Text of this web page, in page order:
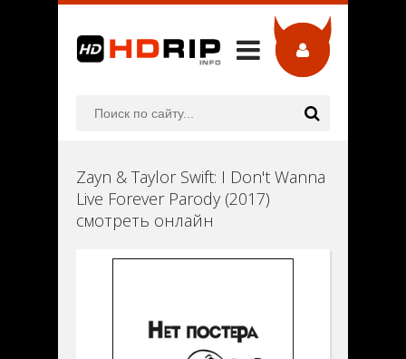
Zayn & Taylor Swift: I Don't Wanna
Live Forever Parody (2017)
смотреть онлайн